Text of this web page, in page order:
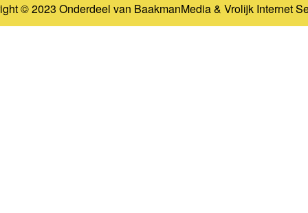
© 2023 Onderdeel van BaakmanMedia& Vrolijk Internet